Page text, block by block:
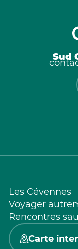
Sud
Les Cévennes
Voyager
Rencontres
Carte